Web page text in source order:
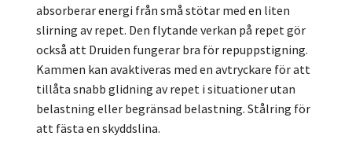
absorberar energi från små stötar med en liten
slirning av repet. Den flytande verkan på repet gör
också att Druiden fungerar bra för repuppstigning.
Kammen kan avaktiveras med en avtryckare för att
tillåta snabb glidning av repet i situationer utan
belastning eller begränsad belastning. Stålring för
att fästa en skyddslina.